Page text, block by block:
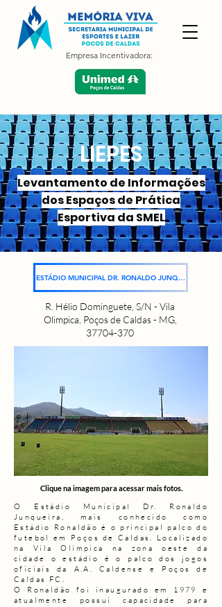
Empresa Incentivadora:
LIEPES
Levantamento de Informações
dos Espaços de Prática
Esportiva da SMEL
ESTÁDIO MUNICIPAL DR. RONALDO JUNQUEIRA
R. Hélio Dominguete, S/N - Vila
Olimpica, Poços de Caldas - MG,
37704-370
Clique na imagem para acessar mais fotos.
O Estádio Municipal Dr. Ronaldo
Junqueira, mais conhecido como
Estádio Ronaldão é o principal palco do
futebol em Poços de Caldas. Localizado
na Vila Olímpica na zona oeste da
cidade o estádio é o palco dos jogos
oficiais da A.A. Caldense e Poços de
Caldas FC.
O Ronaldão foi inaugurado em 1979 e
atualmente possui capacidade para